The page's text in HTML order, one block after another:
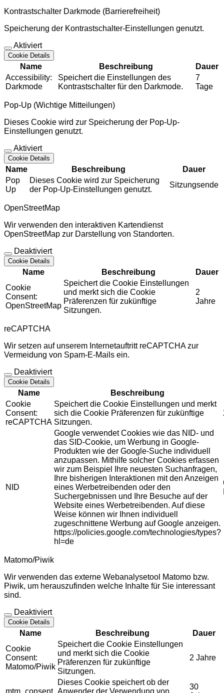
Kontrastschalter Darkmode (Barrierefreiheit)
Speicherung der Kontrastschalter-Einstellungen genutzt.
Aktiviert
Cookie Details
Name Beschreibung
Dauer
Accessibility:
Darkmode
Speichert die Einstellungen des
Kontrastschalter für den Darkmode.
7
Tage
Pop-Up (Wichtige Mitteilungen)
Dieses Cookie wird zur Speicherung der Pop-Up-
Einstellungen genutzt.
Aktiviert
Cookie Details
Name Beschreibung
Dauer
Pop
Up
Dieses Cookie wird zur Speicherung
der Pop-Up-Einstellungen genutzt.
Sitzungsende
OpenStreetMap
Wir verwenden den interaktiven Kartendienst
OpenStreetMap zur Darstellung von Standorten.
Deaktiviert
Cookie Details
Name Beschreibung
Dauer
Cookie
Consent:
OpenStreetMap
Speichert die Cookie Einstellungen
und merkt sich die Cookie
Präferenzen für zukünftige
Sitzungen.
2
Jahre
reCAPTCHA
Wir setzen auf unserem Internetauftritt reCAPTCHA zur
Vermeidung von Spam-E-Mails ein.
Deaktiviert
Cookie Details
Name
Beschreibung
Cookie
Consent:
reCAPTCHA
Speichert die Cookie Einstellungen und merkt
sich die Cookie Präferenzen für zukünftige
Sitzungen.
NID
Google verwendet Cookies wie das NID- und
das SID-Cookie, um Werbung in Google-
Produkten wie der Google-Suche individuell
anzupassen. Mithilfe solcher Cookies erfassen
wir zum Beispiel Ihre neuesten Suchanfragen,
Ihre bisherigen Interaktionen mit den Anzeigen
eines Werbetreibenden oder den
Suchergebnissen und Ihre Besuche auf der
Website eines Werbetreibenden. Auf diese
Weise können wir Ihnen individuell
zugeschnittene Werbung auf Google anzeigen.
https://policies.google.com/technologies/types?
hl=de
Matomo/Piwik
Wir verwenden das externe Webanalysetool Matomo bzw.
Piwik, um herauszufinden welche Inhalte für Sie interessant
sind.
Deaktiviert
Cookie Details
Name Beschreibung
Dauer
Cookie
Consent:
Matomo/Piwik
Speichert die Cookie Einstellungen
und merkt sich die Cookie
Präferenzen für zukünftige
Sitzungen.
2 Jahre
Dieses Cookie speichert ob der
30